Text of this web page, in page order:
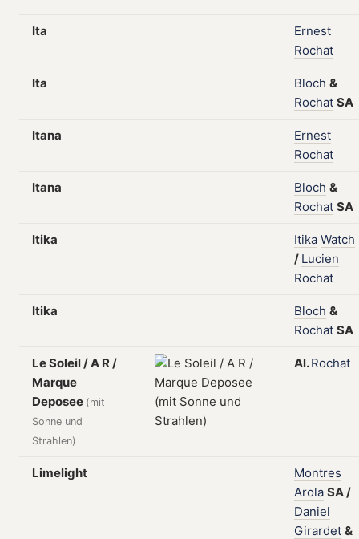
Ita
Ernest
Rochat
Ita Bloch &
Rochat SA
Itana
Ernest
Rochat
Itana Bloch &
Rochat SA
Itika Itika Watch
/ Lucien
Rochat
Itika Bloch &
Rochat SA
Le Soleil / A R /
Marque
Deposee (mit
Sonne und
Strahlen)
Al.Rochat
Limelight
Montres
Arola SA/
Daniel
Girardet &